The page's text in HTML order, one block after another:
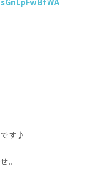
す♪
。